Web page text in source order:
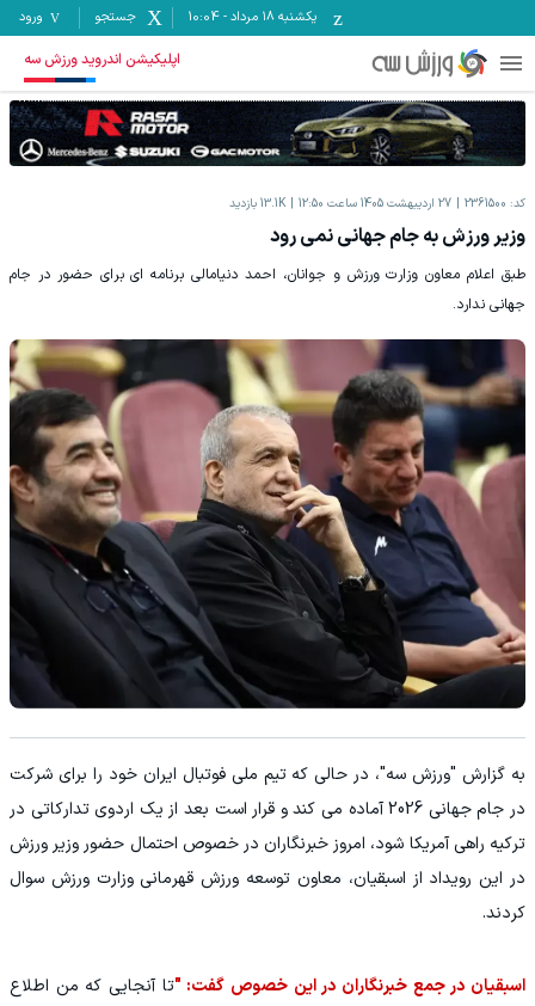
یکشنبه ۱۸ مرداد -
10:04 جستجو ورود
اپلیکیشن اندروید ورزش سه
کد: 2361500 27 اردیبهشت 1405 ساعت 12:50 13.1K بازدید
وزیر ورزش به جام جهانی نمی رود
طبق اعلام معاون وزارت ورزش و جوانان، احمد دنیامالی برنامه ای برای حضور در جام
جهانی ندارد.
به گزارش "ورزش سه"، در حالی که تیم ملی فوتبال ایران خود را برای شرکت
در جام جهانی 2026 آماده می کند و قرار است بعد از یک اردوی تدارکاتی در
ترکیه راهی آمریکا شود، امروز خبرنگاران در خصوص احتمال حضور وزیر ورزش
در این رویداد از اسبقیان، معاون توسعه ورزش قهرمانی وزارت ورزش سوال
کردند.
اسبقیان در جمع خبرنگاران در این خصوص گفت: "تا آنجایی که من اطلاع